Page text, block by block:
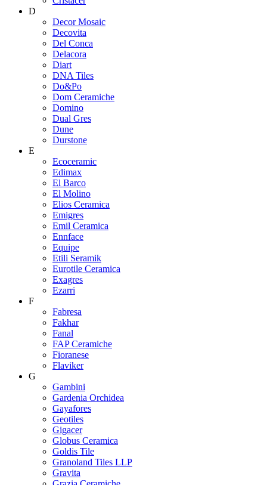
D
Decor Mosaic
Decovita
Del Conca
Delacora
Diart
DNA Tiles
Do&Po
Dom Ceramiche
Domino
Dual Gres
Dune
Durstone
E
Ecoceramic
Edimax
El Barco
El Molino
Elios Ceramica
Emigres
Emil Ceramica
Ennface
Equipe
Etili Seramik
Eurotile Ceramica
Exagres
Ezarri
F
Fabresa
Fakhar
Fanal
FAP Ceramiche
Fioranese
Flaviker
G
Gambini
Gardenia Orchidea
Gayafores
Geotiles
Gigacer
Globus Ceramica
Goldis Tile
Granoland Tiles LLP
Gravita